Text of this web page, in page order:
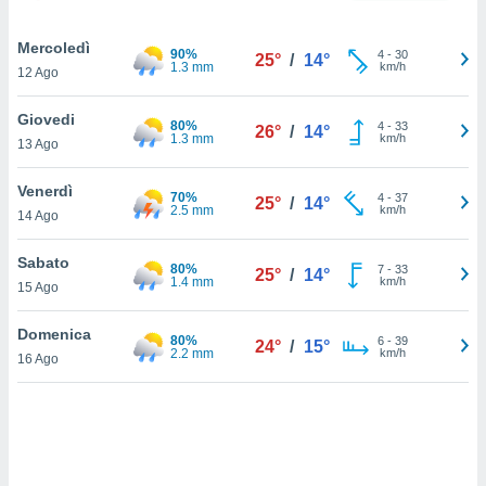
il tuo
in
a piè
del
web.
Mercoledì
12 Ago
90%
1.3 mm
25° / 14° 4- 30
km/h
Giovedi
13 Ago
80%
1.3 mm
26° / 14° 4- 33
km/h
Venerdì
14 Ago
70%
2.5 mm
25° / 14° 4- 37
km/h
Sabato
15 Ago
80%
1.4 mm
25° / 14° 7- 33
km/h
Domenica
16 Ago
80%
2.2 mm
24° / 15° 6- 39
km/h